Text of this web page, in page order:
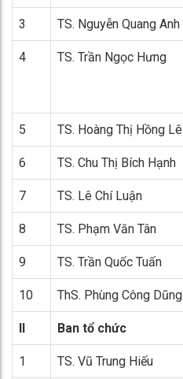
3 TS. Nguyễn Quang Anh
4 TS. Trần Ngọc Hưng
5 TS. Hoàng Thị Hồng Lê
6 TS. Chu Thị Bích Hạnh
7 TS. Lê Chí Luận
8 TS. Phạm Văn Tân
9 TS. Trần Quốc Tuấn
10 ThS. Phùng Công Dũng
Ban tổ chức
1 TS. Vũ Trung Hiếu